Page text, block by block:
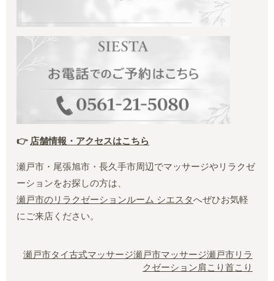
👉 店舗情報・アクセスはこちら
瀬戸市・尾張旭市・長久手市周辺でマッサージやリラクゼ
ーションをお探しの方は、
瀬戸市のリラクゼーションルーム シエスタへぜひお気軽
にご来店ください。
瀬戸市タイ古式マッサージ瀬戸市マッサージ瀬戸市リラ
クゼーション肩こり首こり